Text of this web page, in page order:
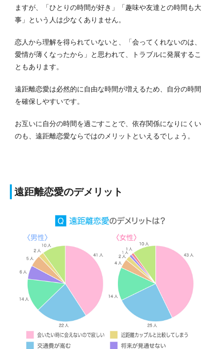
ますが、「ひとりの時間が好き」「趣味や友達との時間も大
事」という人は少なくありません。
恋人から理解を得られていないと、「会ってくれないのは、
愛情が薄くなったから」と思われて、トラブルに発展するこ
ともあります。
遠距離恋愛は必然的に自由な時間が増えるため、自分の時間
を確保しやすいです。
お互いに自分の時間を過ごすことで、依存関係になりにくい
のも、遠距離恋愛ならではのメリットといえるでしょう。
遠距離恋愛のデメリット